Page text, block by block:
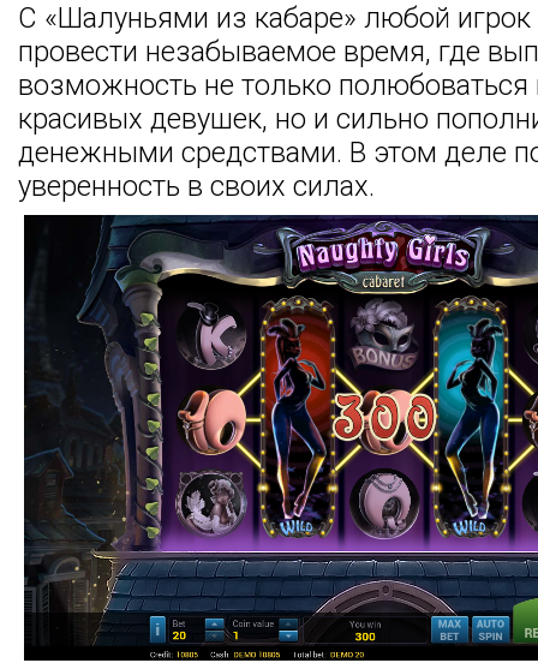
С «Шалуньями из кабаре» любой
провести незабываемое время, где
возможность не только полюбоваться
красивых девушек, но и сильно
денежными средствами. В этом деле
уверенность в своих силах.